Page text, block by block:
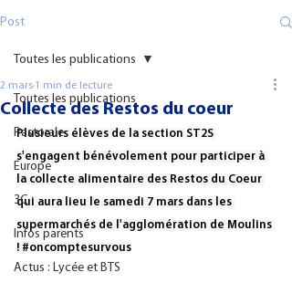
Post
Toutes les publications
Pastorale
Europe
3C
Infos parents
Actus : Lycée et BTS
Toutes les publications
Collecte des Restos du coeur
2 mars 1 min de lecture
Plusieurs élèves de la section ST2S
s'engagent bénévolement pour participer à
la collecte alimentaire des Restos du Coeur
qui aura lieu le samedi 7 mars dans les
supermarchés de l'agglomération de Moulins
! #oncomptesurvous